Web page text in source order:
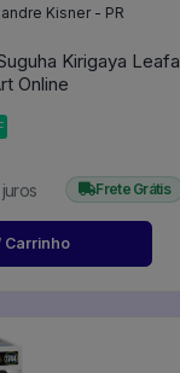
Kisner - PR
Kirigaya Leafa
Online
Frete Grátis
Carrinho